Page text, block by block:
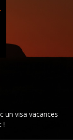
un visa vacances
!